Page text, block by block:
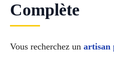
Complète
Vous recherchez un artisan